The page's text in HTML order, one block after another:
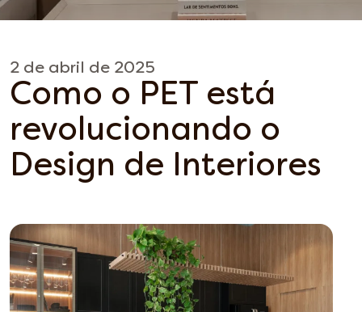
2 de abril de 2025
Como o PET está
revolucionando o
Design de Interiores